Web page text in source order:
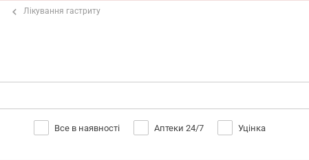
Лікування гастриту
Все в наявності Аптеки 24/7 Уцінка